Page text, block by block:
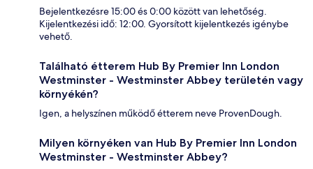
Bejelentkezésre 15:00 és 0:00 között van lehetőség.
Kijelentkezési idő: 12:00. Gyorsított kijelentkezés igénybe
vehető.
Található étterem Hub By Premier Inn London
Westminster - Westminster Abbey területén vagy
környékén?
Igen, a helyszínen működő étterem neve ProvenDough.
Milyen környéken van Hub By Premier Inn London
Westminster - Westminster Abbey?